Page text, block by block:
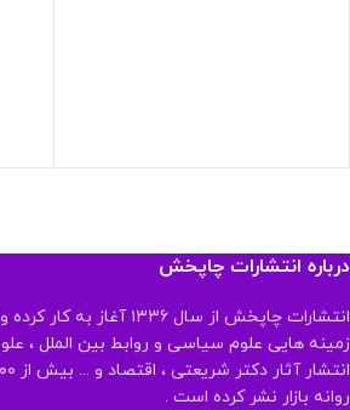
درباره انتشارات چاپخش
انتشارات چاپخش از سال ۱۳۳۶ آغاز
زمینه هایی علوم سیاسی و روابط بین الملل ،
روانه بازار نشر کرده است .